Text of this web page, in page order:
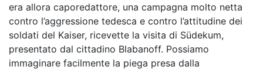
era allora caporedattore, una campagna molto netta
contro l’aggressione tedesca e contro l’attitudine dei
soldati del Kaiser, ricevette la visita di Südekum,
presentato dal cittadino Blabanoff. Possiamo
immaginare facilmente la piega presa dalla